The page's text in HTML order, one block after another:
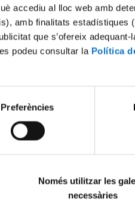
accediu al lloc web amb
amb finalitats
que s’ofereix
podeu consultar la Política
Preferències
Només utilitzar les
necessàries
orgànics